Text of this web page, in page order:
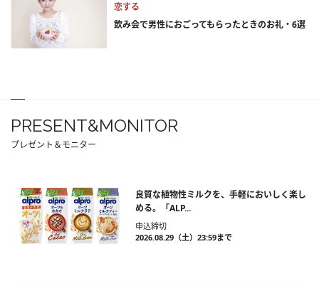
恋する
飲み会で男性におごってもらったときのお礼・6選
PRESENT&MONITOR
プレゼント＆モニター
良質な植物性ミルクを、手軽においしく楽し
める。「ALP...
申込締切
2026.08.29（土）23:59まで